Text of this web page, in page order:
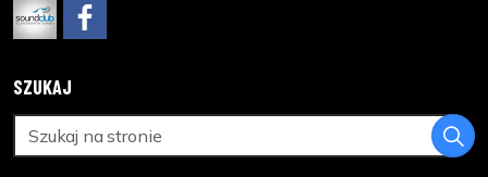
SZUKAJ